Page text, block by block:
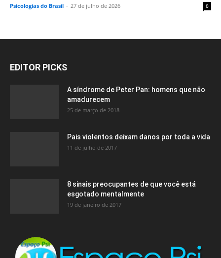
Psicologias do Brasil - 27 de julho de 2026 0
EDITOR PICKS
A síndrome de Peter Pan: homens que não
amadurecem
25 de março de 2018
Pais violentos deixam danos por toda a vida
11 de julho de 2017
8 sinais preocupantes de que você está
esgotado mentalmente
19 de janeiro de 2017